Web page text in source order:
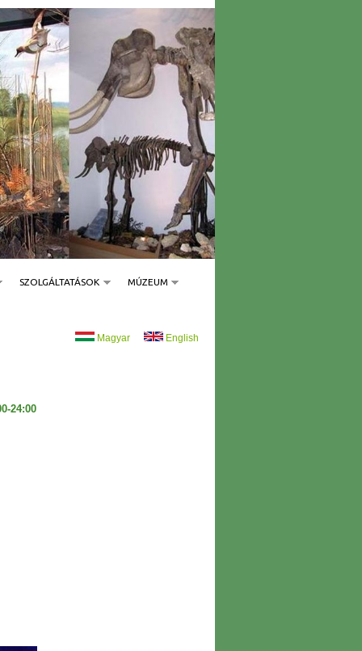
SZOLGÁLTATÁSOK MÚZEUM
24:00
Magyar English